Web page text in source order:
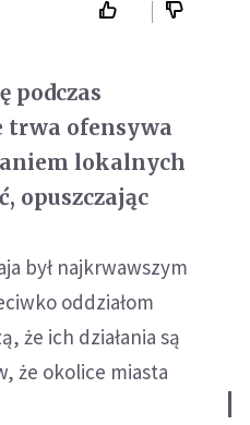
podczas
trwa ofensywa
lokalnych
opuszczając
był najkrwawszym
oddziałom
że ich działania są
że okolice miasta